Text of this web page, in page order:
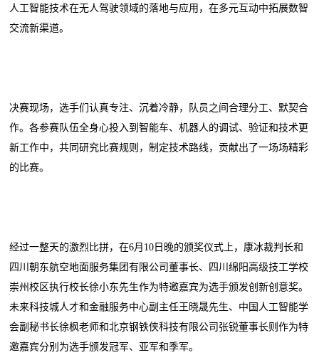
人工智能技术在无人驾驶领域的落地与应用，在多元互动中拓展数智
交流新渠道。
决赛现场，选手们认真专注、沉着冷静，队员之间合理分工、默契合
作。各参赛队伍全身心投入到智能车、机器人的调试、验证和技术更
新工作中，共同研究比赛规则，制定技术路线，贡献出了一场场精彩
的比赛。
经过一整天的激烈比拼，在6月10日晚的颁奖仪式上，康冰裁判长和
四川朝东航空地面服务集团有限公司董事长、四川绵阳高级技工学校
崇州校区执行校长徐小东先生作为特邀嘉宾为选手颁发创新创意奖。
未来科技城人才和金融服务中心副主任王晓晟先生、中国人工智能学
会副秘书长徐枫老师和北京钢铁侠科技有限公司张锐董事长则作为特
邀嘉宾分别为选手颁发冠军、亚军和季军。